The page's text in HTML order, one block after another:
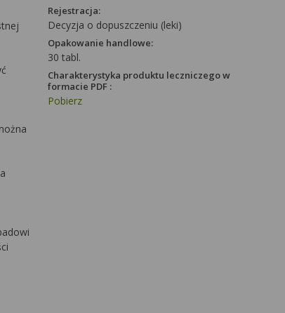
Rejestracja:
Decyzja o dopuszczeniu (leki)
Opakowanie handlowe:
30 tabl.
Charakterystyka produktu leczniczego w
formacie PDF :
Pobierz